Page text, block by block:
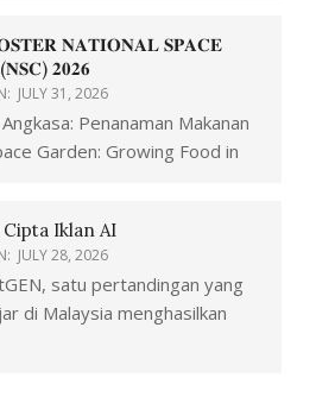
𝐍𝐀𝐓𝐈𝐎𝐍𝐀𝐋 𝐒𝐏𝐀𝐂𝐄
𝟐𝟎𝟐𝟔
JULY 31, 2026
Penanaman Makanan
Garden: Growing Food in
Iklan AI
JULY 28, 2026
satu pertandingan yang
di Malaysia menghasilkan